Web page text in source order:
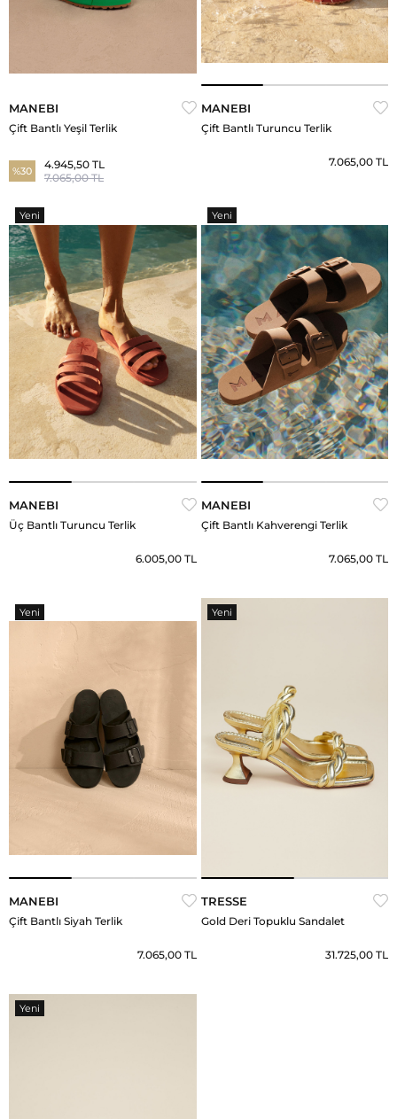
MANEBI
Çift Bantlı Yeşil Terlik
%30
4.945,50 TL
7.065,00 TL
MANEBI
Çift Bantlı Turuncu Terlik
7.065,00 TL
MANEBI
Üç Bantlı Turuncu Terlik
6.005,00 TL
Yeni
Ürün
MANEBI
Çift Bantlı Kahverengi Terlik
7.065,00 TL
Yeni
Ürün
MANEBI
Çift Bantlı Siyah Terlik
7.065,00 TL
Yeni
TRESSE
Gold Deri Topuklu Sandalet
31.725,00 TL
Yeni
Yeni